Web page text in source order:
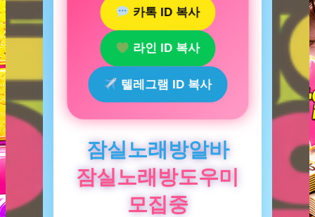
카톡 ID 복사
라인 ID 복사
텔레그램 ID 복사
잠실노래방알바
잠실노래방도우미
모집중